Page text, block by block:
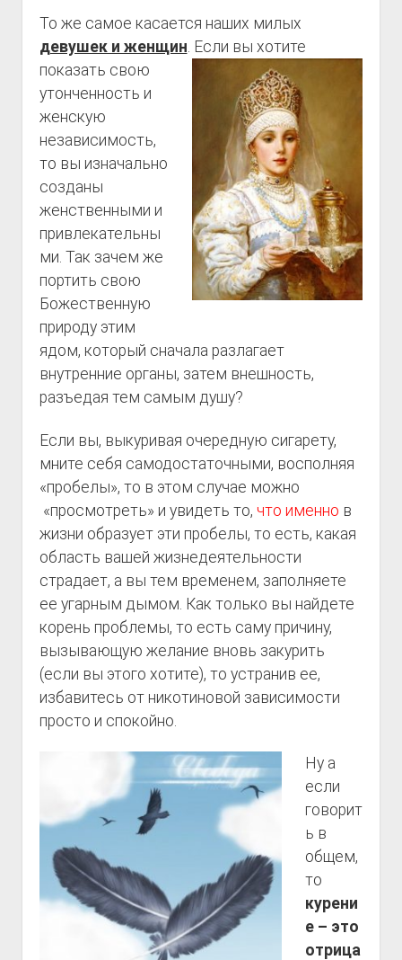
То же самое касается наших милых
девушек и женщин. Если вы хотите
показать свою
утонченность и
женскую
независимость,
то вы изначально
созданы
женственными и
привлекательны
ми. Так зачем же
портить свою
Божественную
природу этим
ядом, который сначала разлагает
внутренние органы, затем внешность,
разъедая тем самым душу?
Если вы, выкуривая очередную сигарету,
мните себя самодостаточными, восполняя
«пробелы», то в этом случае можно
«просмотреть» и увидеть то, что именно в
жизни образует эти пробелы, то есть, какая
область вашей жизнедеятельности
страдает, а вы тем временем, заполняете
ее угарным дымом. Как только вы найдете
корень проблемы, то есть саму причину,
вызывающую желание вновь закурить
(если вы этого хотите), то устранив ее,
избавитесь от никотиновой зависимости
просто и спокойно.
Ну а
если
говорит
ь в
общем,
то
курени
е – это
отрица